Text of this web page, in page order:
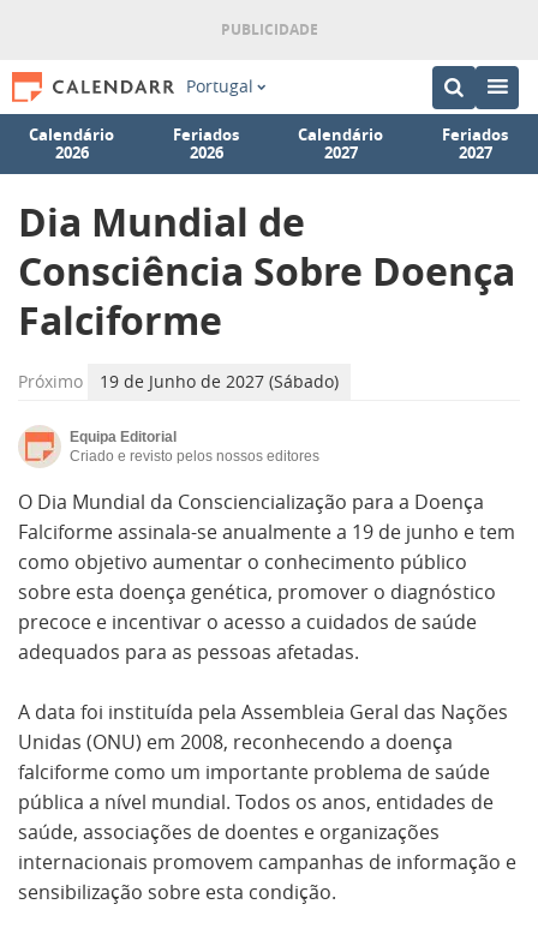
Portugal
Calendário
2026
Feriados
2026
Calendário
2027
Feriados
2027
Dia Mundial de
Consciência Sobre Doença
Falciforme
Próximo 19 de Junho de 2027 (Sábado)
Equipa Editorial
Criado e revisto pelos nossos editores
O Dia Mundial da Consciencialização para a Doença
Falciforme assinala-se anualmente a 19 de junho e tem
como objetivo aumentar o conhecimento público
sobre esta doença genética, promover o diagnóstico
precoce e incentivar o acesso a cuidados de saúde
adequados para as pessoas afetadas.
A data foi instituída pela Assembleia Geral das Nações
Unidas (ONU) em 2008, reconhecendo a doença
falciforme como um importante problema de saúde
pública a nível mundial. Todos os anos, entidades de
saúde, associações de doentes e organizações
internacionais promovem campanhas de informação e
sensibilização sobre esta condição.